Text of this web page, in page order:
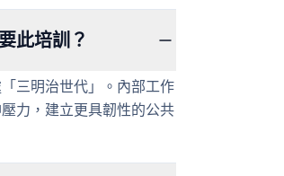
此培訓？
三明治世代」。內部工作
力，建立更具韌性的公共